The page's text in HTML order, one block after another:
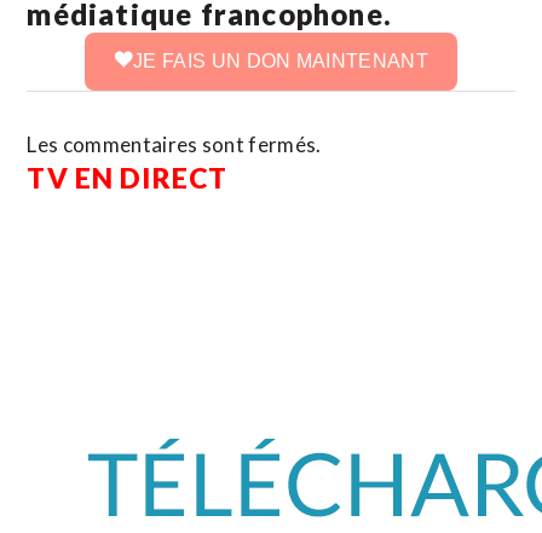
médiatique francophone.
JE FAIS UN DON MAINTENANT
Les commentaires sont fermés.
TV EN DIRECT